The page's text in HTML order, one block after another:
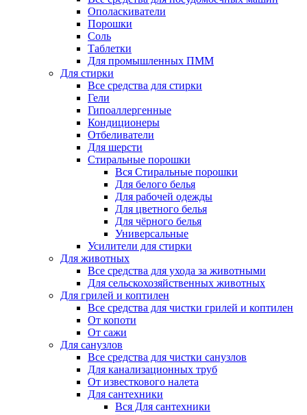
Ополаскиватели
Порошки
Соль
Таблетки
Для промышленных ПММ
Для стирки
Все средства для стирки
Гели
Гипоаллергенные
Кондиционеры
Отбеливатели
Для шерсти
Стиральные порошки
Вся Стиральные порошки
Для белого белья
Для рабочей одежды
Для цветного белья
Для чёрного белья
Универсальные
Усилители для стирки
Для животных
Все средства для ухода за животными
Для сельскохозяйственных животных
Для грилей и коптилен
Все средства для чистки грилей и коптилен
От копоти
От сажи
Для санузлов
Все средства для чистки санузлов
Для канализационных труб
От известкового налета
Для сантехники
Вся Для сантехники